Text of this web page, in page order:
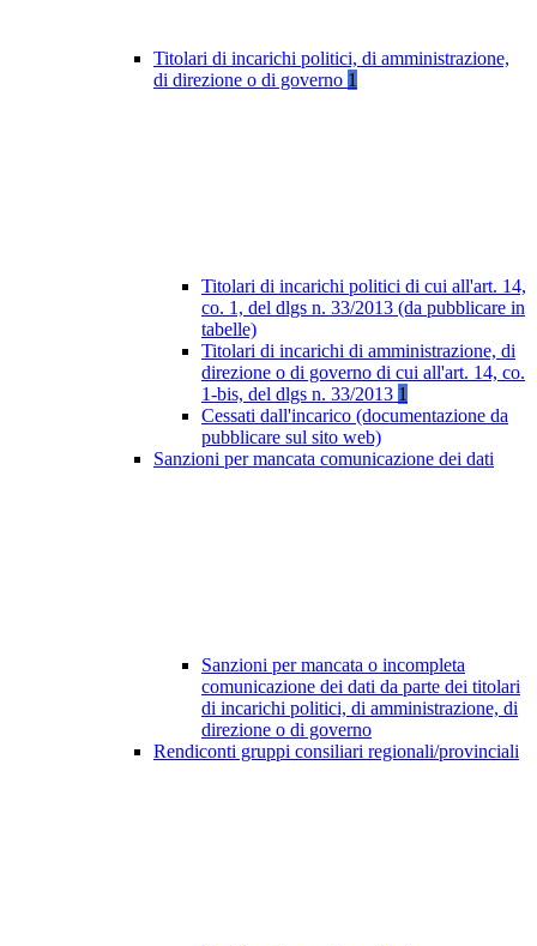
Titolari di incarichi politici, di amministrazione,
di direzione o di governo 1
Titolari di incarichi politici di cui all'art. 14,
co. 1, del dlgs n. 33/2013 (da pubblicare in
tabelle)
Titolari di incarichi di amministrazione, di
direzione o di governo di cui all'art. 14, co.
1-bis, del dlgs n. 33/2013 1
Cessati dall'incarico (documentazione da
pubblicare sul sito web)
Sanzioni per mancata comunicazione dei dati
Sanzioni per mancata o incompleta
comunicazione dei dati da parte dei titolari
di incarichi politici, di amministrazione, di
direzione o di governo
Rendiconti gruppi consiliari regionali/provinciali